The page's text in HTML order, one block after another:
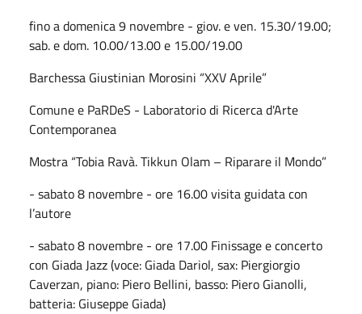
fino a domenica 9 novembre - giov. e ven. 15.30/19.00;
sab. e dom. 10.00/13.00 e 15.00/19.00
Barchessa Giustinian Morosini “XXV Aprile”
Comune e PaRDeS - Laboratorio di Ricerca d'Arte
Contemporanea
Mostra “Tobia Ravà. Tikkun Olam – Riparare il Mondo”
- sabato 8 novembre - ore 16.00 visita guidata con
l’autore
- sabato 8 novembre - ore 17.00 Finissage e concerto
con Giada Jazz (voce: Giada Dariol, sax: Piergiorgio
Caverzan, piano: Piero Bellini, basso: Piero Gianolli,
batteria: Giuseppe Giada)